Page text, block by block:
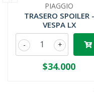
PIAGGIO
TRASERO SPOILER -
VESPA LX
+
-
$34.000